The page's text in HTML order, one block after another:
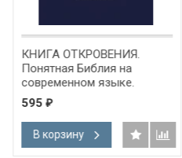
КНИГА ОТКРОВЕНИЯ.
Понятная Библия на
современном языке.
Расширенный перевод с
параллельным текстом
Синодальной Библии
595 ₽
В корзину